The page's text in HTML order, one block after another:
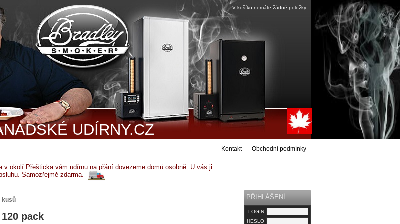
UDÍRNY.CZ
V košíku nemáte žádné položky
Kontakt Obchodní podmínky
v okolí Přešticka vám udírnu na přání dovezeme domů osobně. U vás ji
Samozřejmě zdarma.
kusů
pack
PŘIHLÁŠENÍ
LOGIN
HESLO